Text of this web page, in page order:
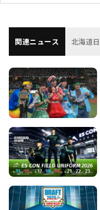
関連ニュース 北海道